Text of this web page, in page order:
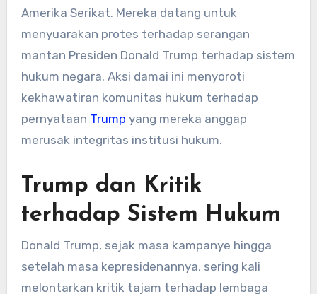
Amerika Serikat. Mereka datang untuk
menyuarakan protes terhadap serangan
mantan Presiden Donald Trump terhadap sistem
hukum negara. Aksi damai ini menyoroti
kekhawatiran komunitas hukum terhadap
pernyataan Trump yang mereka anggap
merusak integritas institusi hukum.
Trump dan Kritik
terhadap Sistem Hukum
Donald Trump, sejak masa kampanye hingga
setelah masa kepresidenannya, sering kali
melontarkan kritik tajam terhadap lembaga